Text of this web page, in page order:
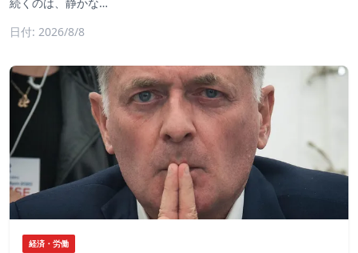
続くのは、静かな…
日付: 2026/8/8
経済・労働